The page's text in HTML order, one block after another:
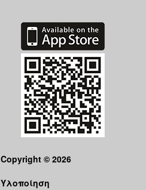
Copyright © 2026
Υλοποίηση